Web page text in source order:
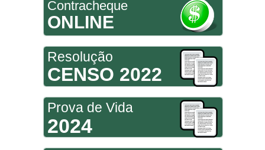
Contracheque
ONLINE
Resolução
CENSO 2022
Prova de Vida
2024